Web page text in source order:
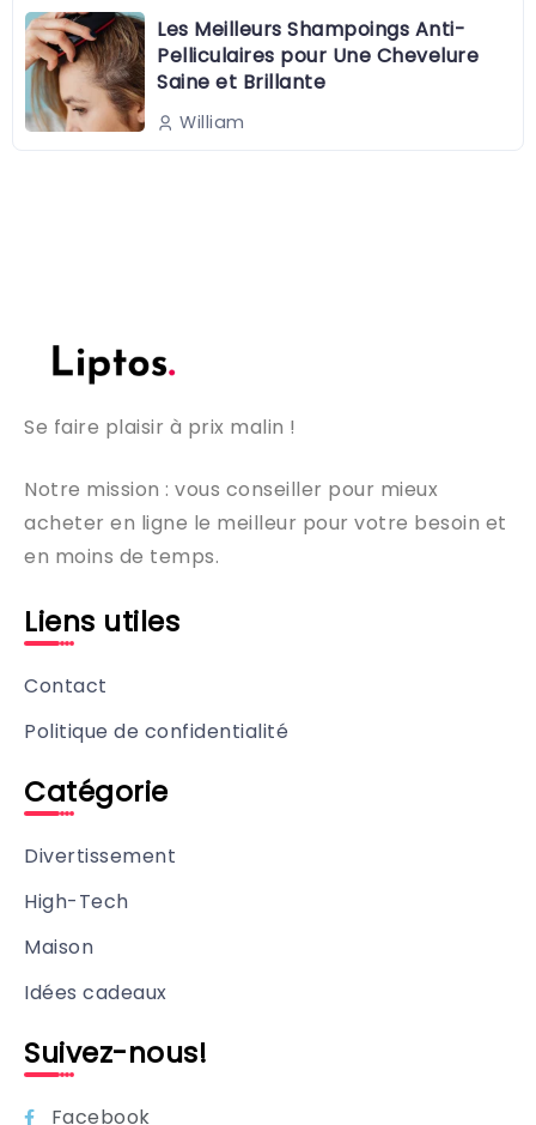
Les Meilleurs Shampoings Anti-
Pelliculaires pour Une Chevelure
Saine et Brillante
William
Se faire plaisir à prix malin !
Notre mission : vous conseiller pour mieux
acheter en ligne le meilleur pour votre besoin et
en moins de temps.
Liens utiles
Contact
Politique de confidentialité
Catégorie
Divertissement
High-Tech
Maison
Idées cadeaux
Suivez-nous!
Facebook